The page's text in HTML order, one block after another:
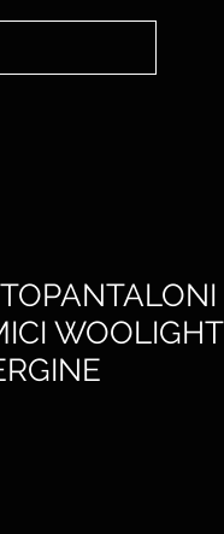
WOOLIGHT